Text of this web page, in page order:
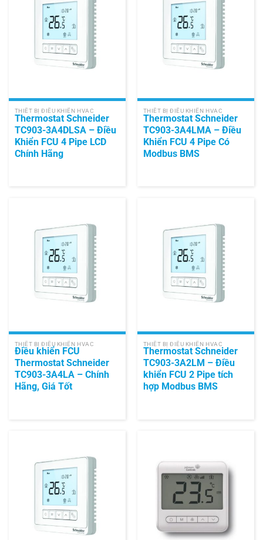
THIẾT BỊ ĐIỀU KHIỂN HVAC
Thermostat Schneider
TC903-3A4DLSA – Điều
Khiển FCU 4 Pipe LCD
Chính Hãng
THIẾT BỊ ĐIỀU KHIỂN HVAC
Thermostat Schneider
TC903-3A4LMA – Điều
Khiển FCU 4 Pipe Có
Modbus BMS
THIẾT BỊ ĐIỀU KHIỂN HVAC
Điều khiển FCU
Thermostat Schneider
TC903-3A4LA – Chính
Hãng, Giá Tốt
THIẾT BỊ ĐIỀU KHIỂN HVAC
Thermostat Schneider
TC903-3A2LM – Điều
khiển FCU 2 Pipe tích
hợp Modbus BMS